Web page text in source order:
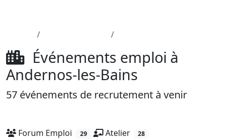
Événements emploi à
Andernos-les-Bains
57 événements de recrutement à venir
Forum Emploi 29 Atelier 28